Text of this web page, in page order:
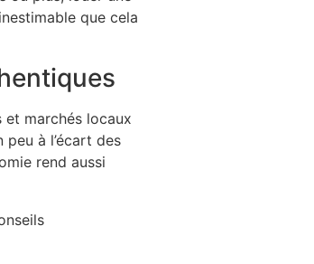
que cela
et marchés locaux
à l’écart des
rend aussi